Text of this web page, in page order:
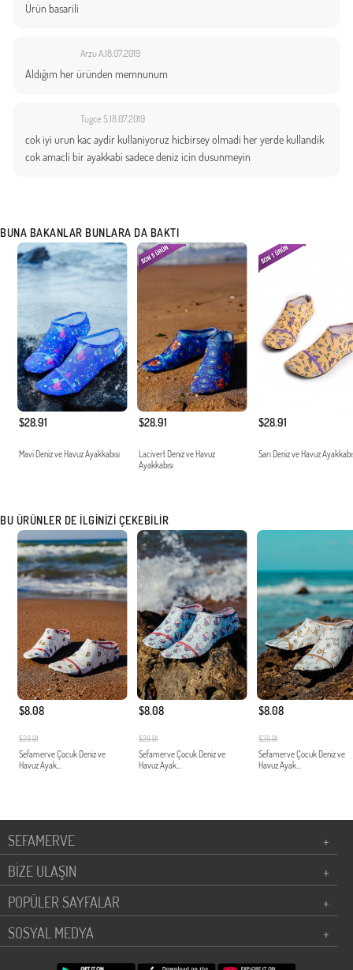
Ürün basarili
Arzu A.18.07.2019
Aldığım her üründen memnunum
Tugce S.18.07.2019
cok iyi urun kac aydir kullaniyoruz hicbirsey olmadi her yerde kullandik
cok amacli bir ayakkabi sadece deniz icin dusunmeyin
BUNA BAKANLAR BUNLARA DA BAKTI
$28.91
Mavi Deniz ve Havuz Ayakkabısı
$28.91
Lacivert Deniz ve Havuz
Ayakkabısı
$28.91
Sarı Deniz ve Havuz
BU ÜRÜNLER DE İLGINIZI ÇEKEBILIR
$8.08
$28.91
Sefamerve Çocuk Deniz ve
Havuz Ayak...
$8.08
$28.91
Sefamerve Çocuk Deniz ve
Havuz Ayak...
$8.08
$28.91
Sefamerve Çocuk Deniz ve
Havuz Ayak...
SEFAMERVE
+
BİZE ULAŞIN
+
POPÜLER SAYFALAR
+
SOSYAL MEDYA
+